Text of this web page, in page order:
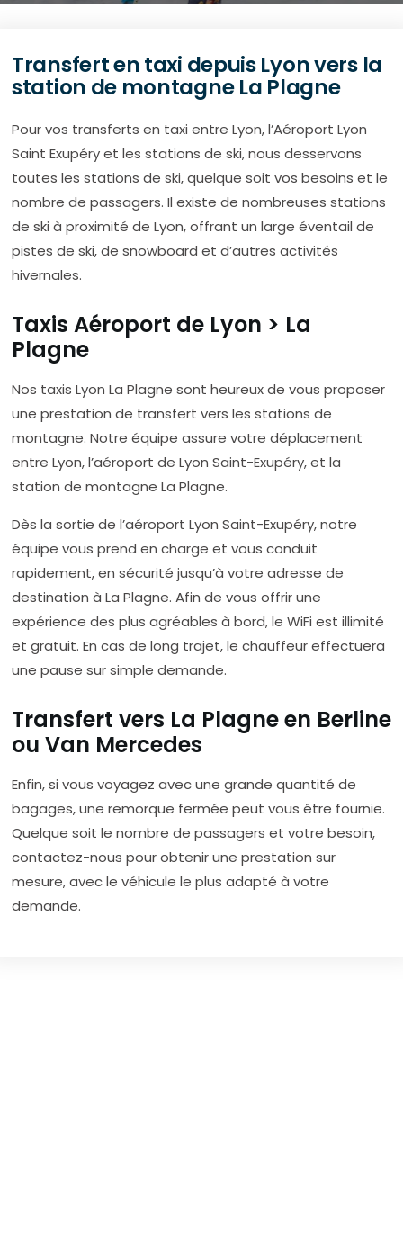
Transfert en taxi depuis Lyon vers la
station de montagne La Plagne
Pour vos transferts en taxi entre Lyon, l’Aéroport Lyon
Saint Exupéry et les stations de ski, nous desservons
toutes les stations de ski, quelque soit vos besoins et le
nombre de passagers. Il existe de nombreuses stations
de ski à proximité de Lyon, offrant un large éventail de
pistes de ski, de snowboard et d’autres activités
hivernales.
Taxis Aéroport de Lyon > La
Plagne
Nos taxis Lyon La Plagne sont heureux de vous proposer
une prestation de transfert vers les stations de
montagne. Notre équipe assure votre déplacement
entre Lyon, l’aéroport de Lyon Saint-Exupéry, et la
station de montagne La Plagne.
Dès la sortie de l’aéroport Lyon Saint-Exupéry, notre
équipe vous prend en charge et vous conduit
rapidement, en sécurité jusqu’à votre adresse de
destination à La Plagne. Afin de vous offrir une
expérience des plus agréables à bord, le WiFi est illimité
et gratuit. En cas de long trajet, le chauffeur effectuera
une pause sur simple demande.
Transfert vers La Plagne en Berline
ou Van Mercedes
Enfin, si vous voyagez avec une grande quantité de
bagages, une remorque fermée peut vous être fournie.
Quelque soit le nombre de passagers et votre besoin,
contactez-nous pour obtenir une prestation sur
mesure, avec le véhicule le plus adapté à votre
demande.